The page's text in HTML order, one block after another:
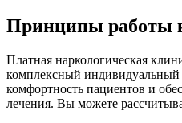
Принципы работы
Платная наркологическая
комплексный
комфортность пациентов и
лечения. Вы можете